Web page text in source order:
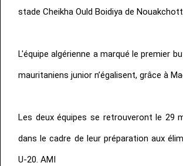
stade Cheikha Ould Boidiya de
L'équipe algérienne a marqué le premier
mauritaniens junior n’égalisent, grâce à
Les deux équipes se retrouveront le 29
dans le cadre de leur préparation aux
U-20. AMI